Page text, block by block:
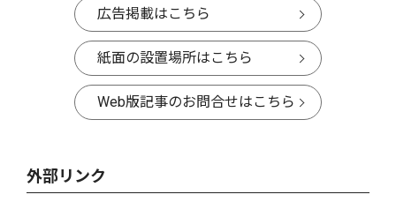
広告掲載はこちら
紙面の設置場所はこちら
Web版記事のお問合せはこちら
外部リンク